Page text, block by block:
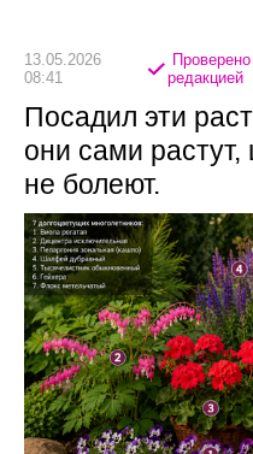
13.05.2026
08:41
Проверено
редакцией
Посадил эти
они сами
не болеют.